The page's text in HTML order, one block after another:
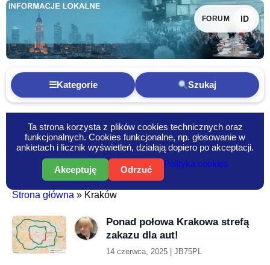
FORUM ID
☰Kategorie Szukaj
Ta strona korzysta z plików cookies technicznych oraz
funkcjonalnych. Cookies funkcjonalne, np. głosowanie w
ankietach i licznik wyświetleń, działają dopiero po akceptacji.
Akceptuję Odrzuć
Polityka cookies
Strona główna » Kraków
Informacje-Lokalne.PL
Ponad połowa Krakowa strefą
zakazu dla aut!
14 czerwca, 2025 | JB75PL